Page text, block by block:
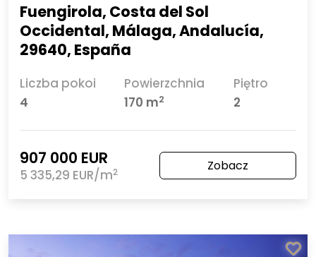
Fuengirola, Costa del Sol
Occidental, Málaga, Andalucía,
29640, España
Liczba pokoi
4
Powierzchnia
170 m2
Piętro
2
907 000 EUR
5 335,29 EUR/m2 Zobacz